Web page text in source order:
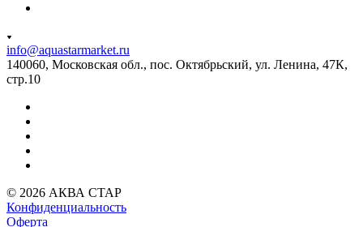
info@aquastarmarket.ru
140060, Московская обл., пос. Октябрьский, ул. Ленина, 47К,
стр.10
© 2026 АКВА СТАР
Конфиденциальность
Оферта